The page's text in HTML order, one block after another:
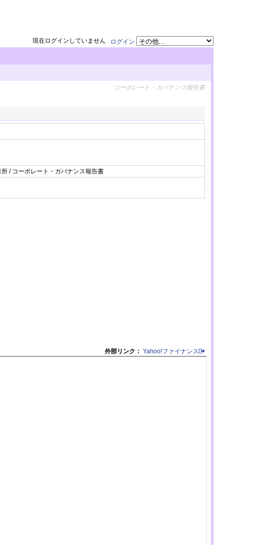
ログイン
現在ログインしていません
コーポレート・ガバナンス報告書
/ コーポレート・ガバナンス報告書
外部リンク： Yahoo!ファイナンス